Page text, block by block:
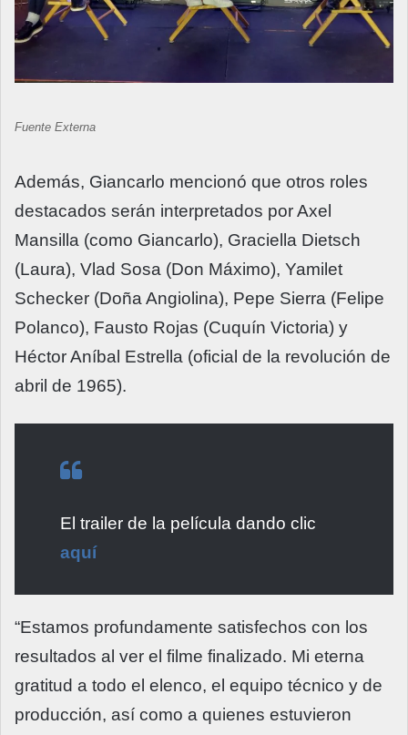
Fuente Externa
Además, Giancarlo mencionó que otros roles
destacados serán interpretados por Axel
Mansilla (como Giancarlo), Graciella Dietsch
(Laura), Vlad Sosa (Don Máximo), Yamilet
Schecker (Doña Angiolina), Pepe Sierra (Felipe
Polanco), Fausto Rojas (Cuquín Victoria) y
Héctor Aníbal Estrella (oficial de la revolución de
abril de 1965).
El trailer de la película dando clic
aquí
“Estamos profundamente satisfechos con los
resultados al ver el filme finalizado. Mi eterna
gratitud a todo el elenco, el equipo técnico y de
producción, así como a quienes estuvieron